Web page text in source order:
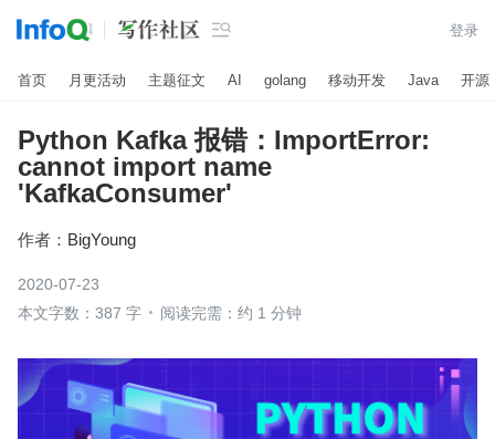
 登录
首页 月更活动 主题征文 AI golang 移动开发 Java 开源
Python Kafka 报错：ImportError:
cannot import name
'KafkaConsumer'
作者： BigYoung
2020-07-23
本文字数：387 字
阅读完需：约 1 分钟